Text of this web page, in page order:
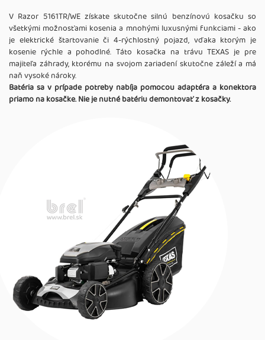
V Razor 5161TR/WE získate skutočne silnú benzínovú kosačku so
všetkými možnosťami kosenia a mnohými luxusnými funkciami - ako
je elektrické štartovanie či 4-rýchlostný pojazd, vďaka ktorým je
kosenie rýchle a pohodlné. Táto kosačka na trávu TEXAS je pre
majiteľa záhrady, ktorému na svojom zariadení skutočne záleží a má
naň vysoké nároky.
Batéria sa v prípade potreby nabíja pomocou adaptéra a konektora
priamo na kosačke. Nie je nutné batériu demontovať z kosačky.